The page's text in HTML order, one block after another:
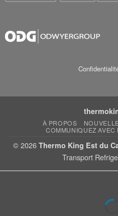
À PROPOS
COMMUNIQUEZ AVEC
© 2026 Thermo King Est du
Transport